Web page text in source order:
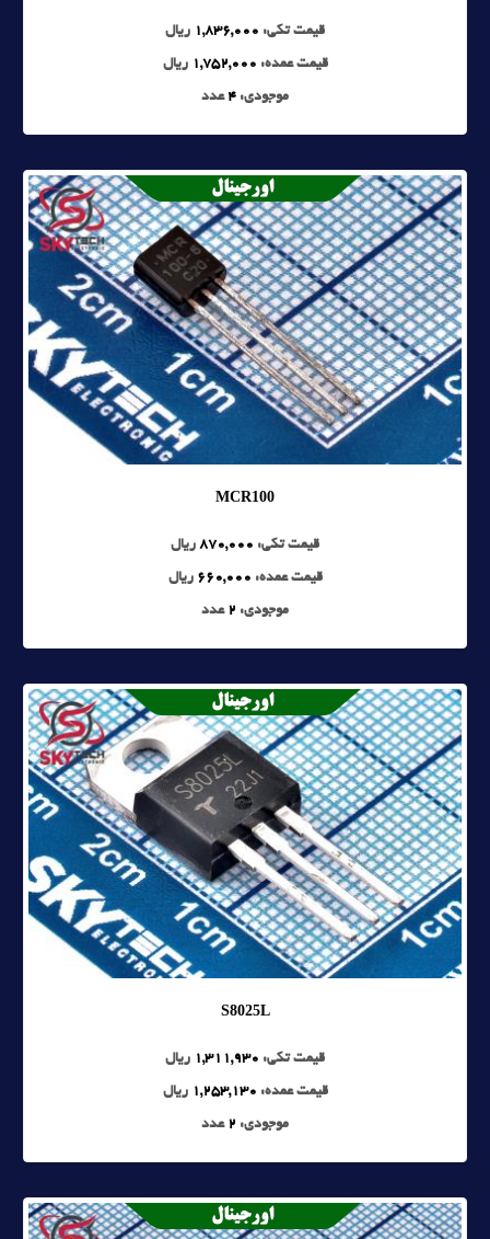
قیمت تکی: 1,836,000 ریال
قیمت عمده: 1,752,000 ریال
موجودی: 4 عدد
MCR100
قیمت تکی: 870,000 ریال
قیمت عمده: 660,000 ریال
موجودی: 2 عدد
S8025L
قیمت تکی: 1,311,930 ریال
قیمت عمده: 1,253,130 ریال
موجودی: 2 عدد